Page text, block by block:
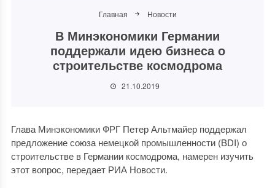
Главная Новости
В Минэкономики Германии
поддержали идею бизнеса о
строительстве космодрома
21.10.2019
Глава Минэкономики ФРГ Петер Альтмайер поддержал
предложение союза немецкой промышленности (BDI) о
строительстве в Германии космодрома, намерен изучить
этот вопрос, передает РИА Новости.